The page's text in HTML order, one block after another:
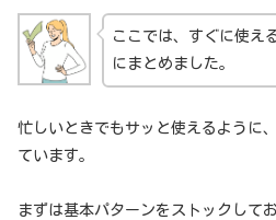
ここでは、すぐに使え
にまとめました。
忙しいときでもサッと使えるように
ています。
まずは基本パターンをストックして